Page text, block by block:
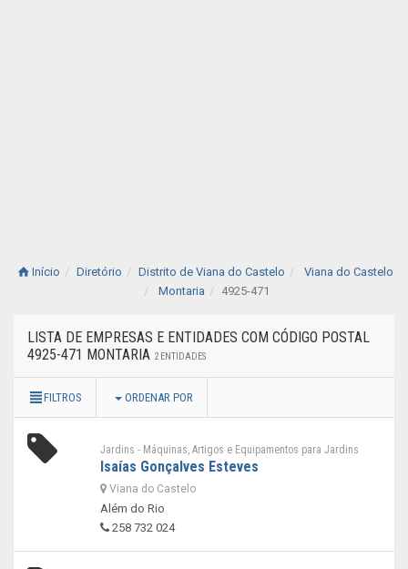
Início Diretório Distrito de Viana do Castelo
Viana do Castelo
Montaria
4925-471
LISTA DE EMPRESAS E ENTIDADES COM CÓDIGO POSTAL
4925-471 MONTARIA 2 ENTIDADES
FILTROS ORDENAR POR
Jardins - Máquinas, Artigos e Equipamentos para Jardins
Isaías Gonçalves Esteves
Viana do Castelo
Além do Rio
258 732 024